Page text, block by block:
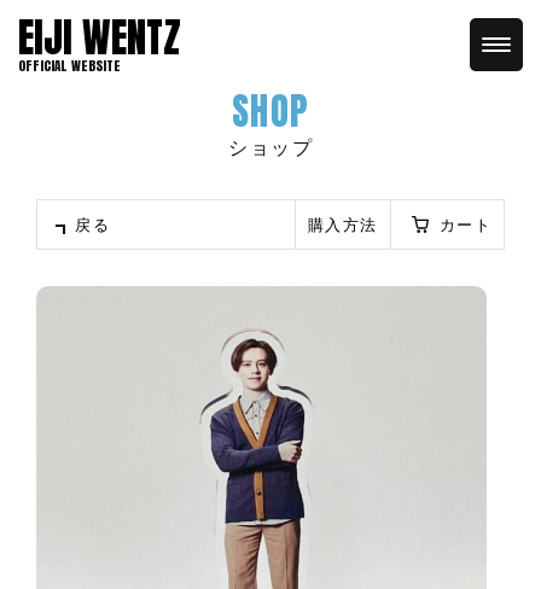
EIJI WENTZ
OFFICIAL WEBSITE
SHOP
ショップ
戻る 購入方法 カート